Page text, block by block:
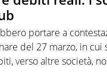
portare a
del 27 marzo, in cui
verso altre società,